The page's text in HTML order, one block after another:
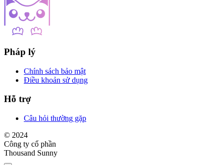
Pháp lý
Chính sách bảo mật
Điều khoản sử dụng
Hỗ trợ
Câu hỏi thường gặp
© 2024
Công ty cổ phần
Thousand Sunny